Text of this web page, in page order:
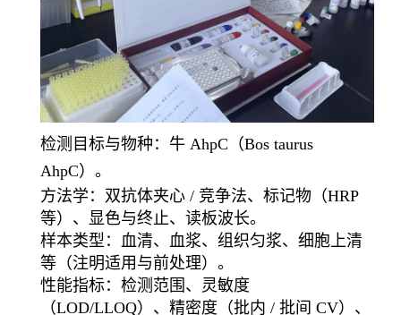
检测目标与物种：牛 AhpC（Bos taurus
AhpC）。
方法学：双抗体夹心 / 竞争法、标记物（HRP
等）、显色与终止、读板波长。
样本类型：血清、血浆、组织匀浆、细胞上清
等（注明适用与前处理）。
性能指标：检测范围、灵敏度
（LOD/LLOQ）、精密度（批内 / 批间 CV）、